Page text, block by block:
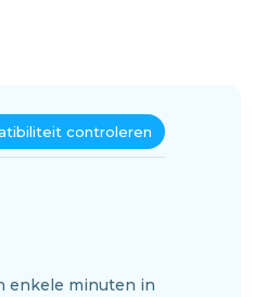
controleren
enkele minuten in